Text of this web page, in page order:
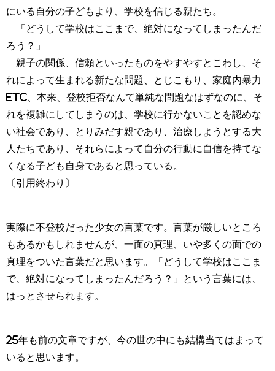
にいる自分の子どもより、学校を信じる親たち。
「どうして学校はここまで、絶対になってしまったんだ
ろう？」
親子の関係、信頼といったものをやすやすとこわし、そ
れによって生まれる新たな問題、とじこもり、家庭内暴力
etc、本来、登校拒否なんて単純な問題なはずなのに、そ
れを複雑にしてしまうのは、学校に行かないことを認めな
い社会であり、とりみだす親であり、治療しようとする大
人たちであり、それらによって自分の行動に自信を持てな
くなる子ども自身であると思っている。
〔引用終わり〕
実際に不登校だった少女の言葉です。言葉が厳しいところ
もあるかもしれませんが、一面の真理、いや多くの面での
真理をついた言葉だと思います。「どうして学校はここま
で、絶対になってしまったんだろう？」という言葉には、
はっとさせられます。
25年も前の文章ですが、今の世の中にも結構当てはまって
いると思います。